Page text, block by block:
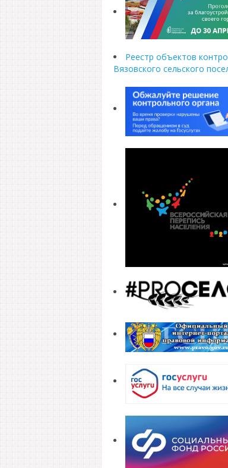
Реестр объектов
Вязовского сельского